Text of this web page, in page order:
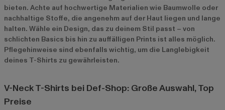
bieten. Achte auf hochwertige Materialien wie Baumwolle oder
nachhaltige Stoffe, die angenehm auf der Haut liegen und lange
halten. Wähle ein Design, das zu deinem Stil passt – von
schlichten Basics bis hin zu auffälligen Prints ist alles möglich.
Pflegehinweise sind ebenfalls wichtig, um die Langlebigkeit
deines T-Shirts zu gewährleisten.
V-Neck T-Shirts bei Def-Shop: Große Auswahl, Top
Preise